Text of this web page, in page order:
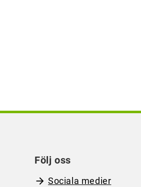
Följ oss
Sociala medier